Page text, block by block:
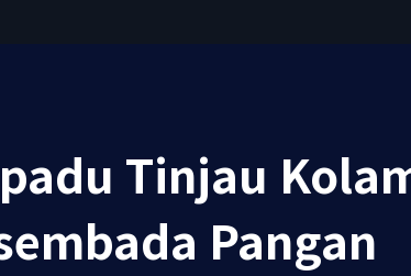
Tinjau
Pangan